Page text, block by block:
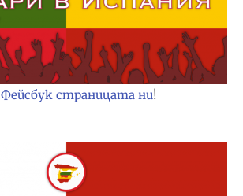
Фейсбук страницата ни!